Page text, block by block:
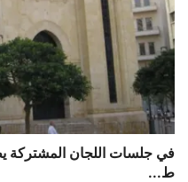
في جلسات اللجان المشتركة
ط...